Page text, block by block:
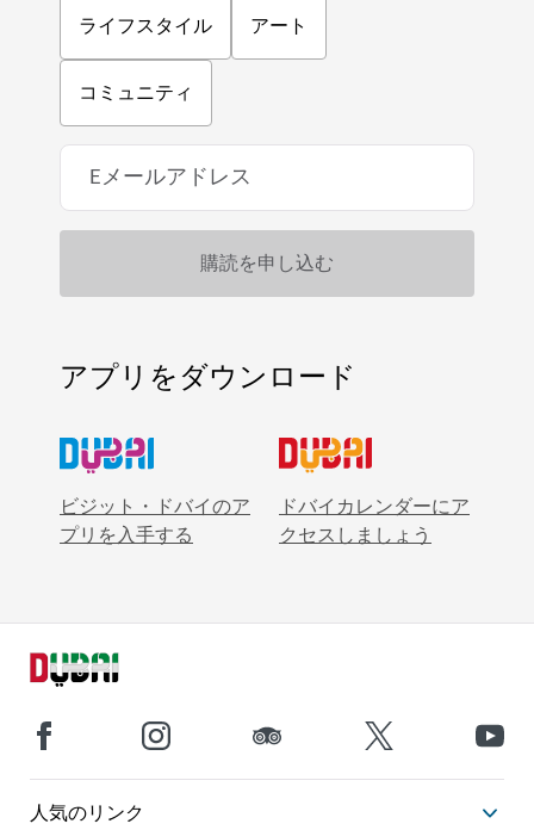
ライフスタイル アート
コミュニティ
アプリをダウンロード
ビジット・ドバイのア
プリを入手する
ドバイカレンダーにア
クセスしましょう
人気のリンク